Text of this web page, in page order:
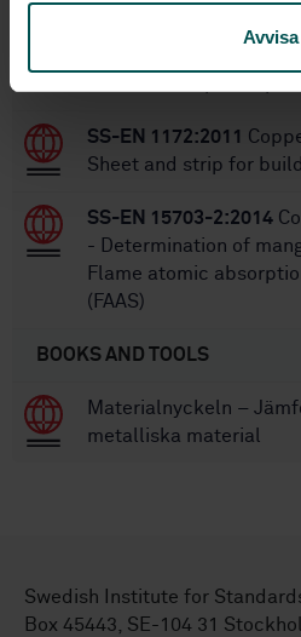
Avvisa
SS-EN 15690-2:2009
SS-EN 1172:2011
Sheet and strip for
SS-EN 15703-2:2014
- Determination of
Flame atomic
(FAAS)
BOOKS AND TOOLS
Materialnyckeln –
metalliska material
Swedish Institute for
Box 45443, SE-104 31